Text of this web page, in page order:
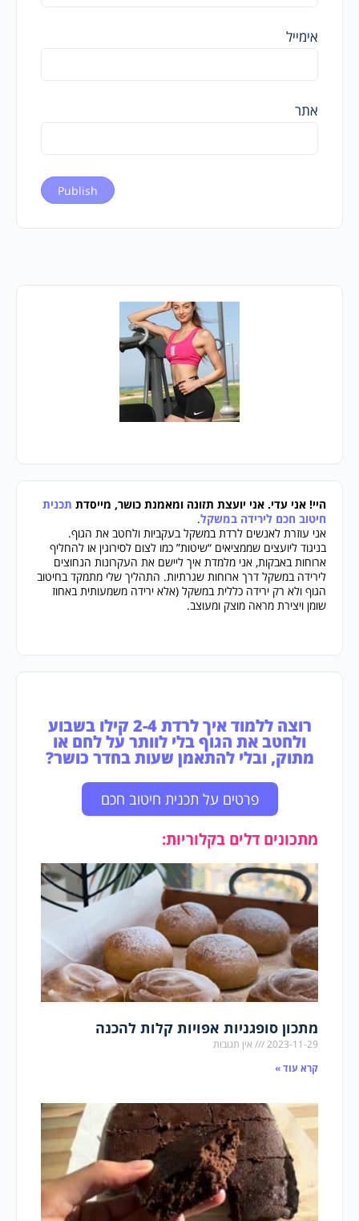
אימייל
אתר
היי! אני עדי. אני יועצת תזונה ומאמנת כושר, מייסדתתכנית
חיטוב חכם לירידה במשקל.
אני עוזרת לאנשים לרדת במשקל בעקביות ולחטב את הגוף.
בניגוד ליועצים שממציאים “שיטות” כמו לצום לסירוגין או להחליף
ארוחות באבקות, אני מלמדת איך ליישם את העקרונות הנחוצים
לירידה במשקל דרך ארוחות שגרתיות. התהליך שלי מתמקד בחיטוב
הגוף ולא רק ירידה כללית במשקל (אלא ירידה משמעותית באחוז
שומן ויצירת מראה מוצק ומעוצב.
רוצה ללמוד איך לרדת 2-4 קילו בשבוע
ולחטב את הגוף בלי לוותר על לחם או
מתוק, ובלי להתאמן שעות בחדר כושר?
פרטים על תכנית חיטוב חכם
מתכונים דלים בקלוריות:
מתכון סופגניות אפויות קלות להכנה
2023-11-29
אין תגובות
קרא עוד »